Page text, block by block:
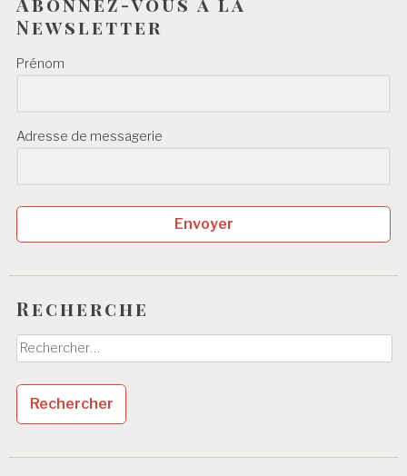
Newsletter
Prénom
Adresse de messagerie
Envoyer
Recherche
Rechercher :